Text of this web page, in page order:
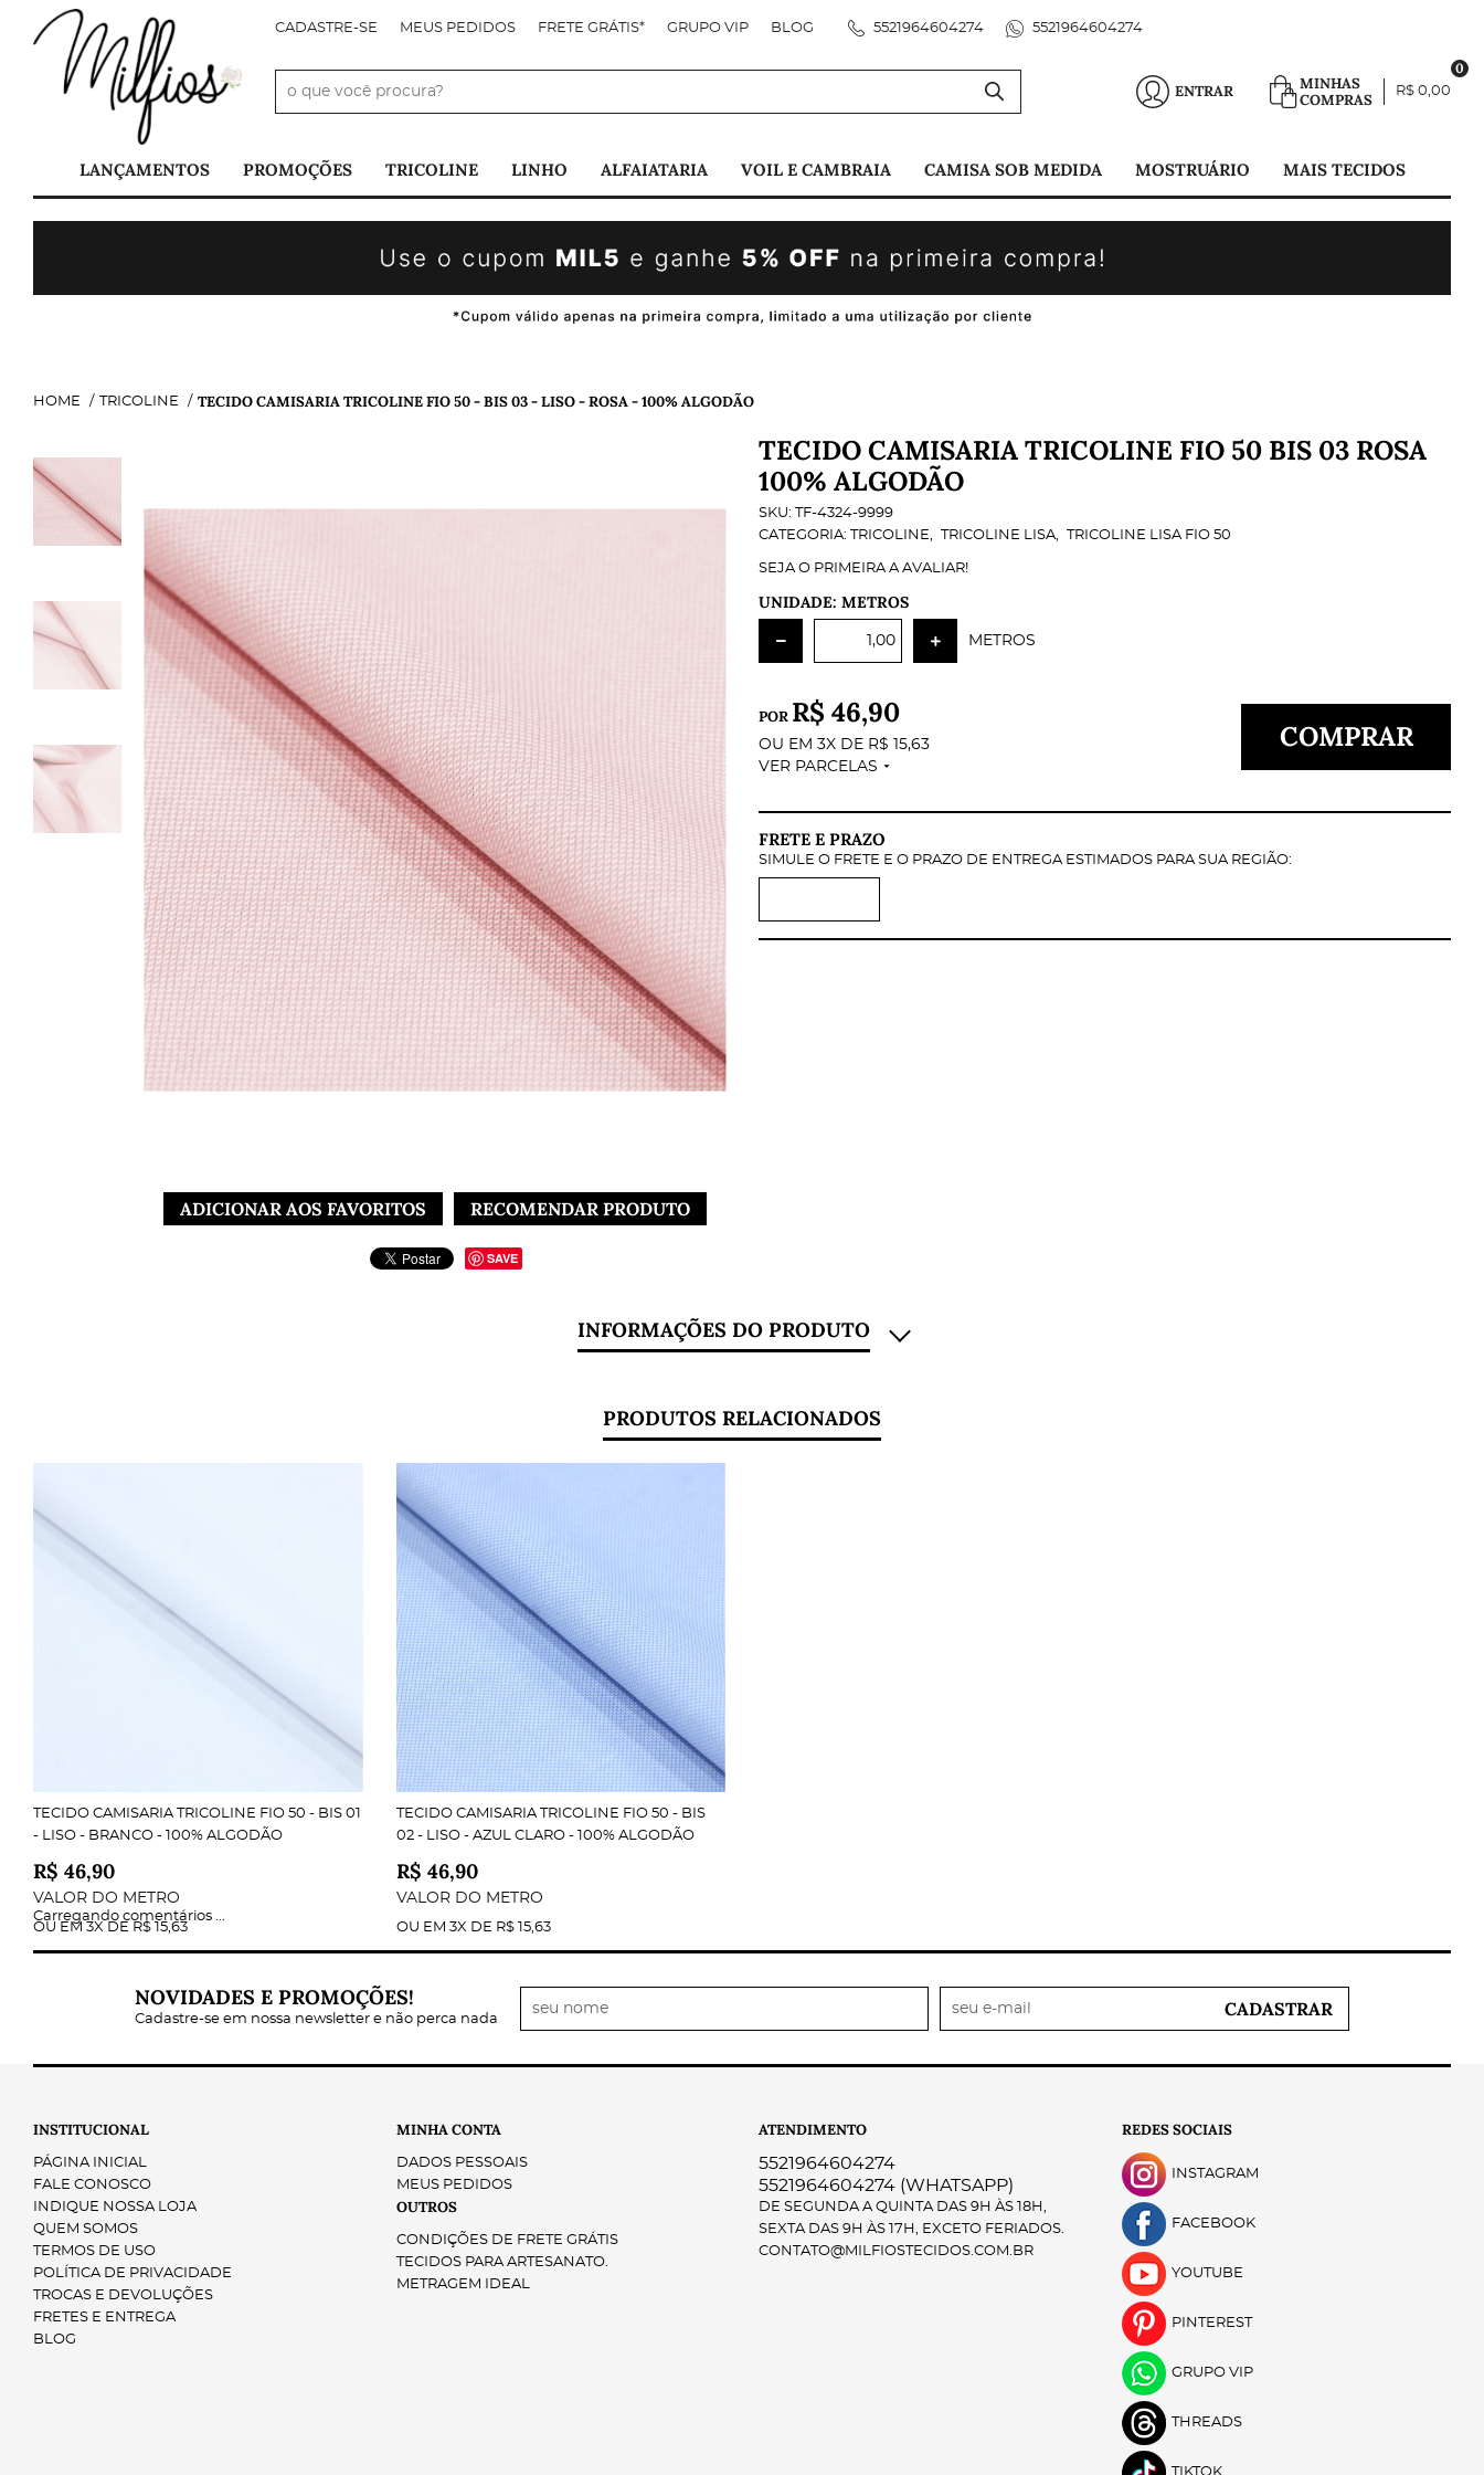
CADASTRE-SE MEUS PEDIDOS FRETE GRÁTIS* GRUPO VIP BLOG 5521964604274 5521964604274
ENTRAR
MINHAS
COMPRAS
0
R$ 0,00
LANÇAMENTOS PROMOÇÕES TRICOLINE LINHO ALFAIATARIA VOIL E CAMBRAIA CAMISA SOB MEDIDA MOSTRUÁRIO MAIS TECIDOS
HOME TRICOLINE TECIDO CAMISARIA TRICOLINE FIO 50 - BIS 03 - LISO - ROSA - 100% ALGODÃO
ADICIONAR AOS FAVORITOS RECOMENDAR PRODUTO
SAVE
TECIDO CAMISARIA TRICOLINE FIO 50 BIS 03 ROSA
100% ALGODÃO
SKU: TF-4324-9999
CATEGORIA: TRICOLINE TRICOLINE LISA TRICOLINE LISA FIO 50
SEJA O PRIMEIRA A AVALIAR!
UNIDADE: METROS
METROS
POR R$ 46,90
OU EM 3X DE R$ 15,63
VER PARCELAS
COMPRAR
FRETE E PRAZO
SIMULE O FRETE E O PRAZO DE ENTREGA ESTIMADOS PARA SUA REGIÃO:
INFORMAÇÕES DO PRODUTO
Largura:
Acabamento:
Conforto Superior
Alta Durabilidade
Fácil de Manusear
Cores Clássicas
Lavagem
Secagem
PRODUTOS RELACIONADOS
TECIDO CAMISARIA TRICOLINE FIO 50 - BIS 01
- LISO - BRANCO - 100% ALGODÃO
R$ 46,90
VALOR DO METRO
OU EM 3X DE R$ 15,63
TECIDO CAMISARIA TRICOLINE FIO 50 - BIS
02 - LISO - AZUL CLARO - 100% ALGODÃO
R$ 46,90
VALOR DO METRO
OU EM 3X DE R$ 15,63
Carregando comentários ...
NOVIDADES E PROMOÇÕES!
Cadastre-se em nossa newsletter e não perca nada CADASTRAR
INSTITUCIONAL
PÁGINA INICIAL
FALE CONOSCO
INDIQUE NOSSA LOJA
QUEM SOMOS
TERMOS DE USO
POLÍTICA DE PRIVACIDADE
TROCAS E DEVOLUÇÕES
FRETES E ENTREGA
BLOG
MINHA CONTA
DADOS PESSOAIS
MEUS PEDIDOS
OUTROS
CONDIÇÕES DE FRETE GRÁTIS
TECIDOS PARA ARTESANATO.
METRAGEM IDEAL
ATENDIMENTO
5521964604274
5521964604274 (WHATSAPP)
DE SEGUNDA A QUINTA DAS 9H ÀS 18H,
SEXTA DAS 9H ÀS 17H, EXCETO FERIADOS.
CONTATO@MILFIOSTECIDOS.COM.BR
REDES SOCIAIS
INSTAGRAM
FACEBOOK
YOUTUBE
PINTEREST
GRUPO VIP
THREADS
TIKTOK